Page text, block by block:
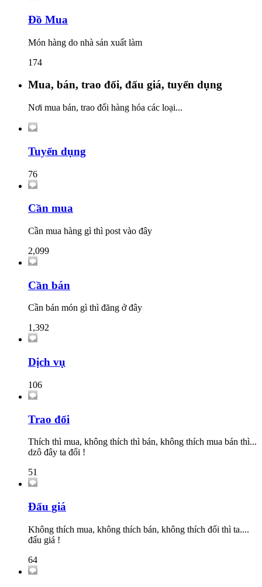
Đồ Mua
Món hàng do nhà sản xuất làm
174
Mua, bán, trao đổi, đấu giá, tuyển dụng
Nơi mua bán, trao đổi hàng hóa các loại...
Tuyển dụng
76
Cần mua
Cần mua hàng gì thì post vào đây
2,099
Cần bán
Cần bán món gì thì đăng ở đây
1,392
Dịch vụ
106
Trao đổi
Thích thì mua, không thích thì bán, không thích mua bán thì...
dzô đây ta đổi !
51
Đấu giá
Không thích mua, không thích bán, không thích đổi thì ta....
đấu giá !
64